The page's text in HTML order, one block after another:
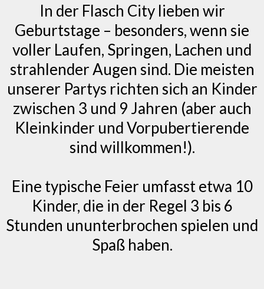
In der Flasch City lieben wir
Geburtstage – besonders, wenn sie
voller Laufen, Springen, Lachen und
strahlender Augen sind. Die meisten
unserer Partys richten sich an Kinder
zwischen 3 und 9 Jahren (aber auch
Kleinkinder und Vorpubertierende
sind willkommen!).
Eine typische Feier umfasst etwa 10
Kinder, die in der Regel 3 bis 6
Stunden ununterbrochen spielen und
Spaß haben.